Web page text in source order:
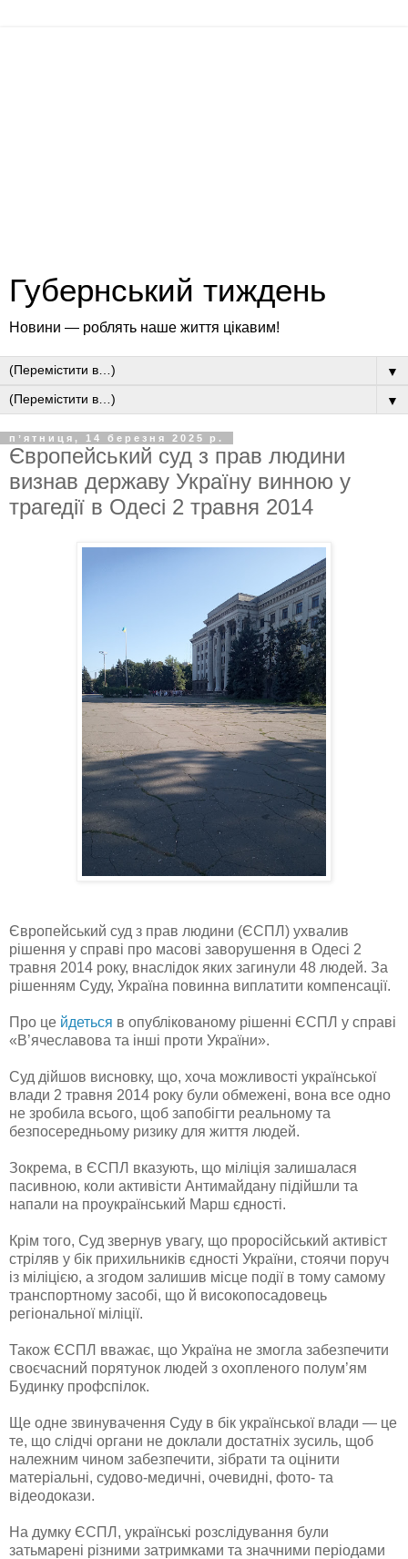
Губернський тиждень
Новини — роблять наше життя цікавим!
▼
▼
пʼятниця, 14 березня 2025 р.
Європейський суд з прав людини
визнав державу Україну винною у
трагедії в Одесі 2 травня 2014
Європейський суд з прав людини (ЄСПЛ) ухвалив
рішення у справі про масові заворушення в Одесі 2
травня 2014 року, внаслідок яких загинули 48 людей. За
рішенням Суду, Україна повинна виплатити компенсації.
Про це йдеться в опублікованому рішенні ЄСПЛ у справі
«В’ячеславова та інші проти України».
Суд дійшов висновку, що, хоча можливості української
влади 2 травня 2014 року були обмежені, вона все одно
не зробила всього, щоб запобігти реальному та
безпосередньому ризику для життя людей.
Зокрема, в ЄСПЛ вказують, що міліція залишалася
пасивною, коли активісти Антимайдану підійшли та
напали на проукраїнський Марш єдності.
Крім того, Суд звернув увагу, що проросійський активіст
стріляв у бік прихильників єдності України, стоячи поруч
із міліцією, а згодом залишив місце події в тому самому
транспортному засобі, що й високопосадовець
регіональної міліції.
Також ЄСПЛ вважає, що Україна не змогла забезпечити
своєчасний порятунок людей з охопленого полум’ям
Будинку профспілок.
Ще одне звинувачення Суду в бік української влади — це
те, що слідчі органи не доклали достатніх зусиль, щоб
належним чином забезпечити, зібрати та оцінити
матеріальні, судово-медичні, очевидні, фото- та
відеодокази.
На думку ЄСПЛ, українські розслідування були
затьмарені різними затримками та значними періодами